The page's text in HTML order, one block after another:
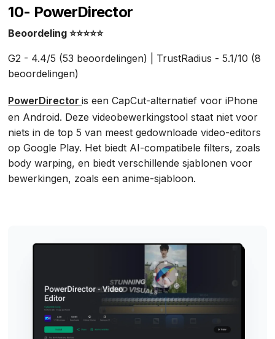
10- PowerDirector
Beoordeling ⭐⭐⭐⭐⭐
G2 - 4.4/5 (53 beoordelingen) | TrustRadius - 5.1/10 (8
beoordelingen)
PowerDirectoris een CapCut-alternatief voor iPhone
en Android. Deze videobewerkingstool staat niet voor
niets in de top 5 van meest gedownloade video-editors
op Google Play. Het biedt AI-compatibele filters, zoals
body warping, en biedt verschillende sjablonen voor
bewerkingen, zoals een anime-sjabloon.